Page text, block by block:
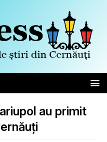
au primit